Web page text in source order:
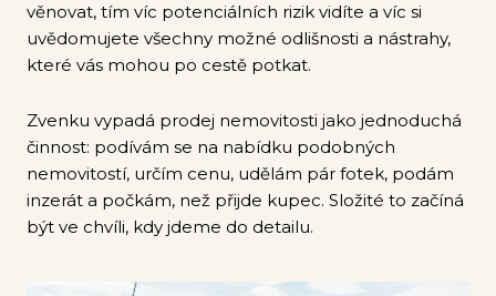
věnovat, tím víc potenciálních rizik vidíte a víc si
uvědomujete všechny možné odlišnosti a nástrahy,
které vás mohou po cestě potkat.
Zvenku vypadá prodej nemovitosti jako jednoduchá
činnost: podívám se na nabídku podobných
nemovitostí, určím cenu, udělám pár fotek, podám
inzerát a počkám, než přijde kupec. Složité to začíná
být ve chvíli, kdy jdeme do detailu.